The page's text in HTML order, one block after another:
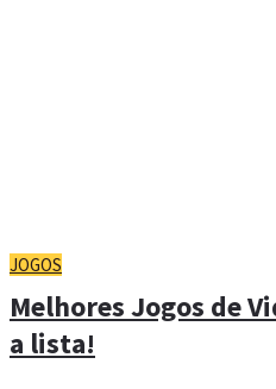
JOGOS
Melhores Jogos de
a lista!